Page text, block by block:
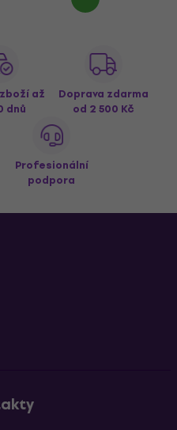
až
dnů
Doprava zdarma
od 2 500 Kč
Profesionální
podpora